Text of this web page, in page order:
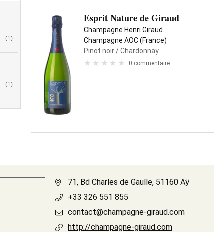
(1)
(1)
Esprit Nature de Giraud
Champagne Henri Giraud
Champagne AOC (France)
Pinot noir/ Chardonnay
0 commentaire
71, Bd Charles de Gaulle, 51160 Aÿ
+33 326 551 855
contact@champagne-giraud.com
http://champagne-giraud.com